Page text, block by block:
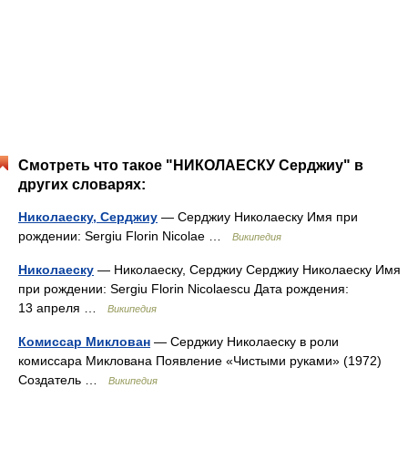
Смотреть что такое "НИКОЛАЕСКУ Серджиу" в
других словарях:
Николаеску, Серджиу — Серджиу Николаеску Имя при
рождении: Sergiu Florin Nicolae …
Википедия
Николаеску — Николаеску, Серджиу Серджиу Николаеску Имя
при рождении: Sergiu Florin Nicolaescu Дата рождения:
13 апреля …
Википедия
Комиссар Миклован — Серджиу Николаеску в роли
комиссара Миклована Появление «Чистыми руками» (1972)
Создатель …
Википедия